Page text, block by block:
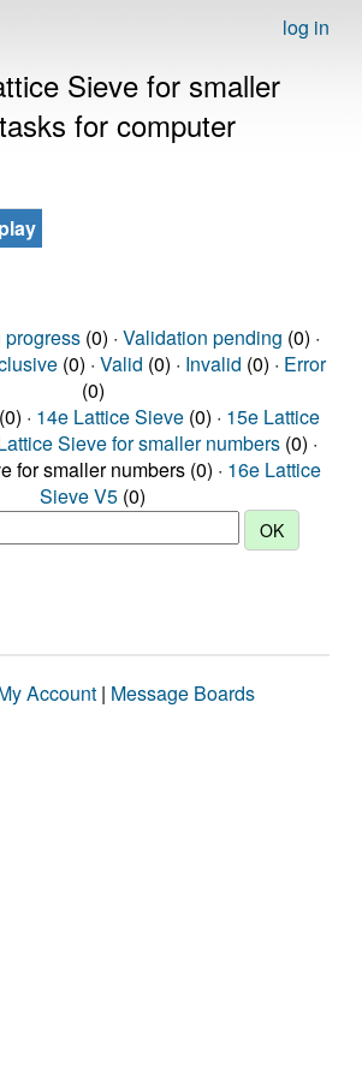
log in
Sieve for smaller
for computer
progress(0) · Validation pending (0) ·
(0) · Valid (0) · Invalid (0) · Error
(0)
(0) · 14e Lattice Sieve (0) · 15e Lattice
Sieve for smaller numbers (0) ·
for smaller numbers (0) · 16e Lattice
Sieve V5 (0)
Account | Message Boards